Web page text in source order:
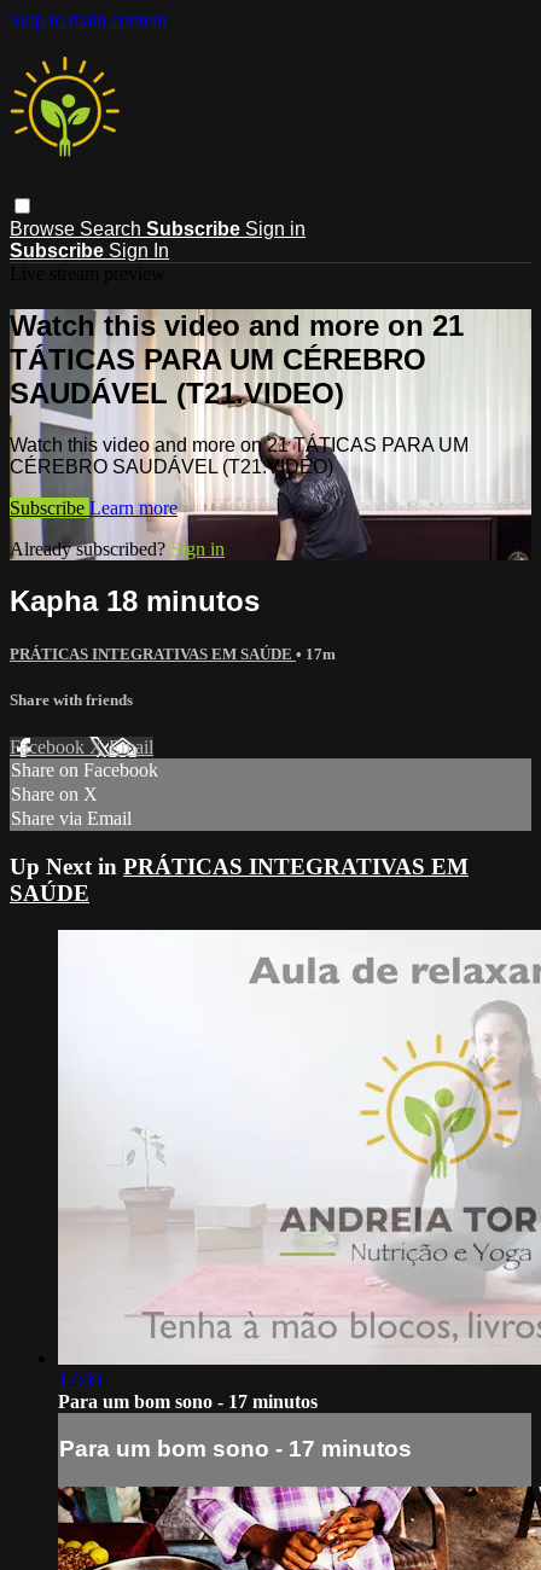
Skip to main content
Browse Search Subscribe Sign in
Subscribe Sign In
Watch this video and more on 21
TÁTICAS PARA UM CÉREBRO
SAUDÁVEL (T21.VIDEO)
Watch this video and more on 21 TÁTICAS PARA UM
CÉREBRO SAUDÁVEL (T21.VIDEO)
Subscribe Learn more
Already subscribed? Sign in
Kapha 18 minutos
PRÁTICAS INTEGRATIVAS EM SAÚDE • 17m
Share with friends
Facebook XEmail
Share on Facebook
Share on X
Share via Email
Up Next in PRÁTICAS INTEGRATIVAS EM
SAÚDE
17:09
Para um bom sono - 17 minutos
Para um bom sono - 17 minutos